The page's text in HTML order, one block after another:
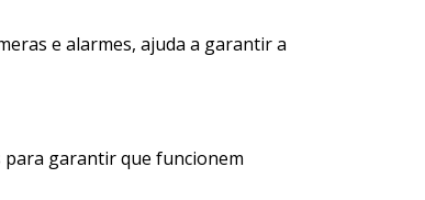
e alarmes, ajuda a garantir a
para garantir que funcionem